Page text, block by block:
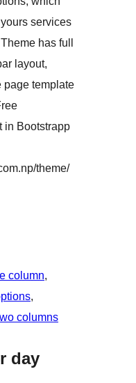
services
has full
layout,
page template
in Bootstrapp
theme/
column
columns
day